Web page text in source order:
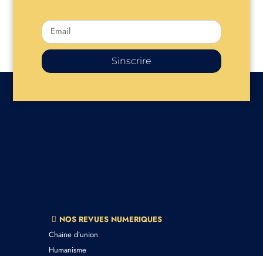
Sinscrire
NOS REVUES NUMERIQUES
Chaine d’union
Humanisme